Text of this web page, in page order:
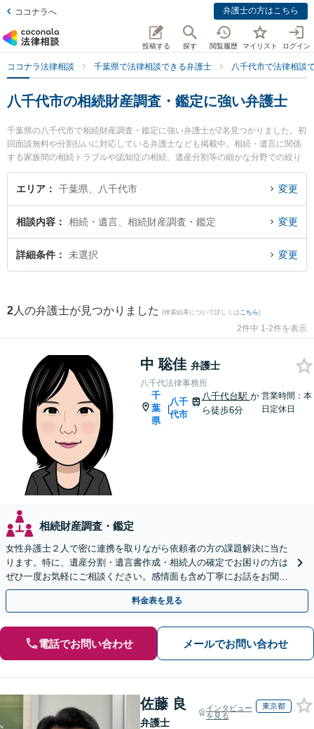
ココナラへ 弁護士の方はこちら
投稿する 探す 閲覧履歴 マイリスト ログイン
ココナラ法律相談 千葉県で法律相談できる弁護士 八千代市で法律相談
八千代市の相続財産調査・鑑定に強い弁護士
千葉県の八千代市で相続財産調査・鑑定に強い弁護士が2名見つかりました。初
回面談無料や分割払いに対応している弁護士なども掲載中。相続・遺言に関係
する家族間の相続トラブルや認知症の相続、遺産分割等の細かな分野での絞り
込み検索もでき便利です。特に八千代法律事務所の中 聡佳弁護士や八千代法律
事務所の村田 祐希奈弁護士のプロフィール情報や弁護士費用、強みなどが注目
実績豊富な近くの弁護士を検索したい』『初回相談無料で相続財産調査・鑑定
を法律相談できる八千代市内の弁護士に相談予約したい』などでお困りの相談
者さんにおすすめです。
エリア 千葉県、八千代市 変更
相談内容 相続・遺言、相続財産調査・鑑定 変更
詳細条件 未選択 変更
2 人の弁護士が見つかりました (検索結果について詳しくは こちら)
2件中 1-2件を表示
中 聡佳 弁護士
八千代法律事務所
千
葉
県
|
八千
代市
八千代台駅 か
ら徒歩6分
営業時間：本
日定休日
相続財産調査・鑑定
女性弁護士２人で密に連携を取りながら依頼者の方の課題解決に当た
ります。特に、遺産分割・遺言書作成・相続人の確定でお困りの方は
ぜひ一度お気軽にご相談ください。感情面も含め丁寧にお話をお聞き
します。
料金表を見る
電話でお問い合わせ メールでお問い合わせ
佐藤 良
弁護士
インタビュー
を見る
東京都